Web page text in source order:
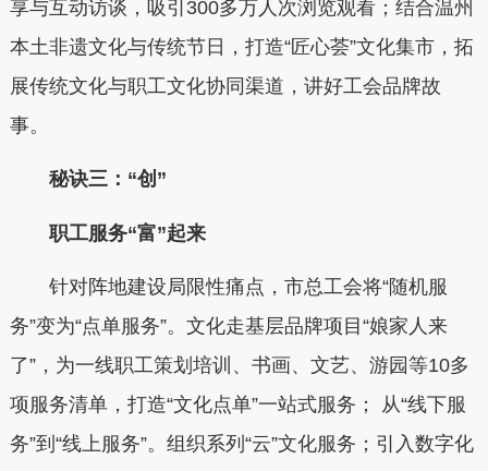
享与互动访谈，吸引300多万人次浏览观看；结合温州
本土非遗文化与传统节日，打造“匠心荟”文化集市，拓
展传统文化与职工文化协同渠道，讲好工会品牌故
事。
秘诀三：“创”
职工服务“富”起来
针对阵地建设局限性痛点，市总工会将“随机服
务”变为“点单服务”。文化走基层品牌项目“娘家人来
了”，为一线职工策划培训、书画、文艺、游园等10多
项服务清单，打造“文化点单”一站式服务； 从“线下服
务”到“线上服务”。组织系列“云”文化服务；引入数字化